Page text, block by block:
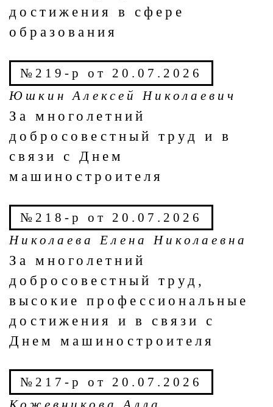
достижения в сфере
образования
№219-р от 20.07.2026
Юшкин Алексей Николаевич
За многолетний
добросовестный труд и в
связи с Днем
машиностроителя
№218-р от 20.07.2026
Николаева Елена Николаевна
За многолетний
добросовестный труд,
высокие профессиональные
достижения и в связи с
Днем машиностроителя
№217-р от 20.07.2026